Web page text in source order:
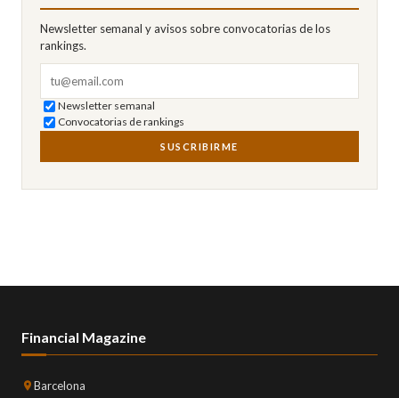
Newsletter semanal y avisos sobre convocatorias de los
rankings.
Newsletter semanal
Convocatorias de rankings
SUSCRIBIRME
Financial Magazine
Barcelona